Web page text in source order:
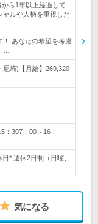
ら1年以上経過して
ャルや人柄を重視した
！ あなたの希望を考慮
…
尼崎)【月給】269,320
307：00～16：
* 週休2日制（日曜、
気になる